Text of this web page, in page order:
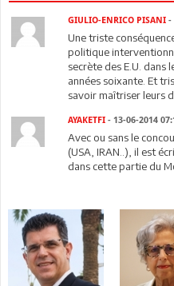
GIULIO-ENRICO PISANI -
Une triste
politique
secrète des E.U. dans
années soixante. Et
savoir maîtriser leurs
AYAKETFI - 13-06-2014
Avec ou sans le
(USA, IRAN..), il est
dans cette partie du